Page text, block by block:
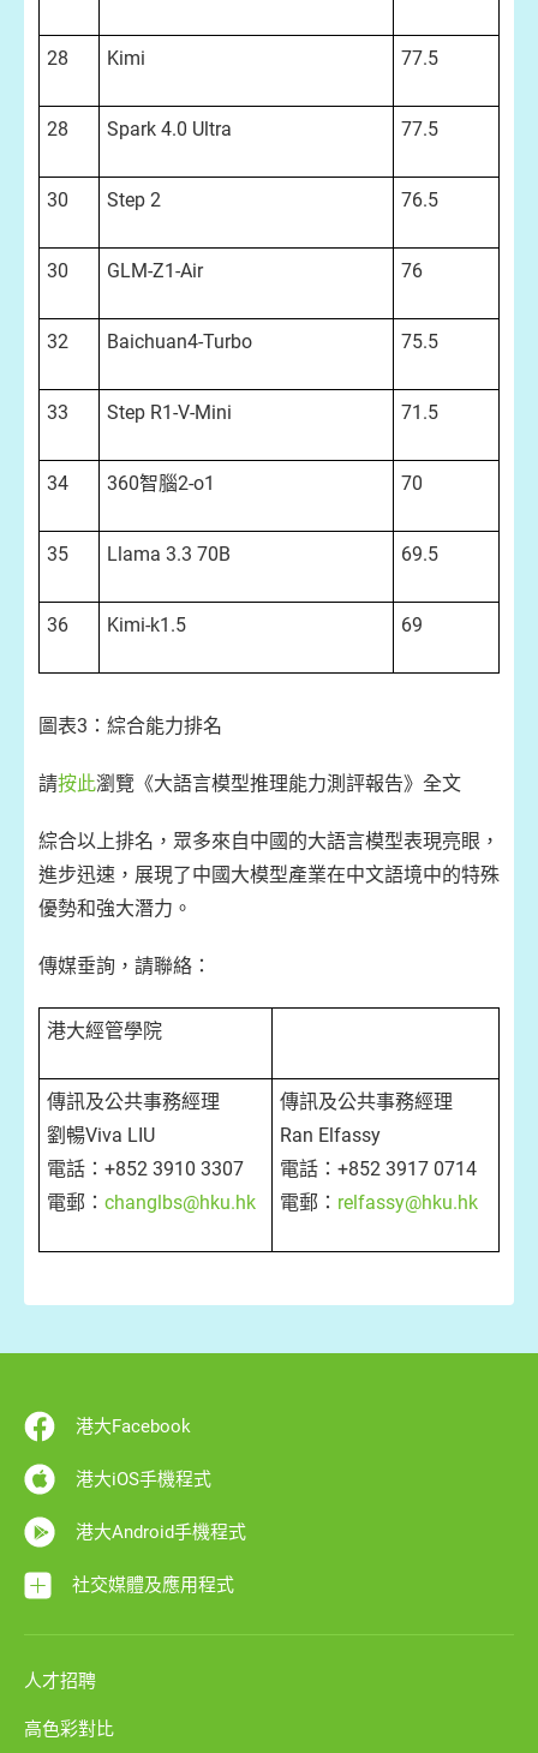
28 Kimi 77.5
28 Spark 4.0 Ultra 77.5
30 Step 2 76.5
30 GLM-Z1-Air 76
32 Baichuan4-Turbo 75.5
33 Step R1-V-Mini 71.5
34 360智腦2-o1 70
35 Llama 3.3 70B 69.5
36 Kimi-k1.5 69
圖表3：綜合能力排名
請按此瀏覽《大語言模型推理能力測評報告》全文
綜合以上排名，眾多來自中國的大語言模型表現亮眼，
進步迅速，展現了中國大模型產業在中文語境中的特殊
優勢和強大潛力。
傳媒垂詢，請聯絡：
港大經管學院
傳訊及公共事務經理
劉暢Viva LIU
電話：+852 3910 3307
電郵： changlbs@hku.hk
傳訊及公共事務經理
Ran Elfassy
電話：+852 3917 0714
電郵： relfassy@hku.hk
港大Facebook
港大iOS手機程式
港大Android手機程式
社交媒體及應用程式
人才招聘
高色彩對比